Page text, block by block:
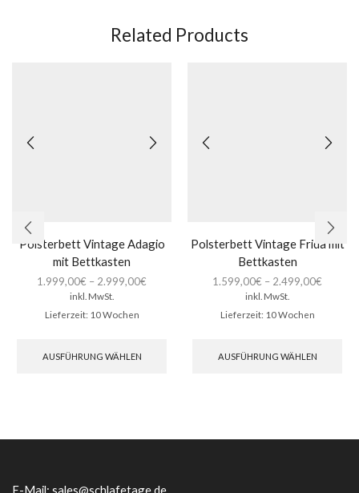
Related Products
Polsterbett Vintage Adagio
mit Bettkasten
1.999,00€ – 2.999,00€
inkl. MwSt.
Lieferzeit: 10 Wochen
AUSFÜHRUNG WÄHLEN
Optionen
Polsterbett Vintage Frida mit
Bettkasten
1.599,00€ – 2.499,00€
inkl. MwSt.
Lieferzeit: 10 Wochen
AUSFÜHRUNG WÄHLEN